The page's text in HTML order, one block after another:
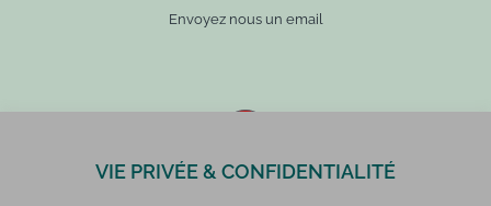
Envoyez nous un email
Paris : 01 42 34 14 59
VIE PRIVÉE & CONFIDENTIALITÉ